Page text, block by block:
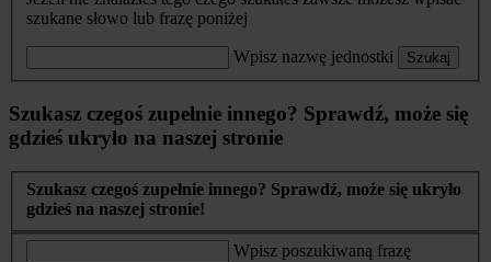
szukane słowo lub frazę poniżej
Wpisz nazwę jednostki Szukaj
Szukasz czegoś zupełnie innego? Sprawdź, może się
gdzieś ukryło na naszej stronie
Szukasz czegoś zupełnie innego? Sprawdź, może się ukryło
gdzieś na naszej stronie!
Wpisz poszukiwaną frazę